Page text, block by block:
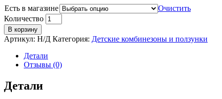
Есть в магазине
Очистить
Количество
В корзину
Артикул: Н/Д Категория: Детские комбинезоны и ползунки
Детали
Отзывы (0)
Детали